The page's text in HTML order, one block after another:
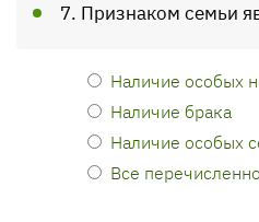
7. Признаком семьи
Наличие особых
Наличие брака
Наличие особых
Все